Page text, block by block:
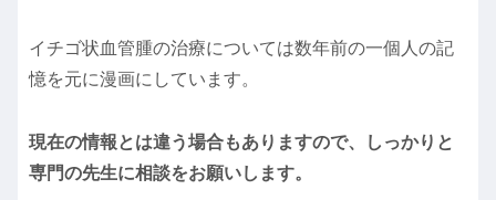
イチゴ状血管腫の治療については数年前の一個人の記
憶を元に漫画にしています。
現在の情報とは違う場合もありますので、しっかりと
専門の先生に相談をお願いします。